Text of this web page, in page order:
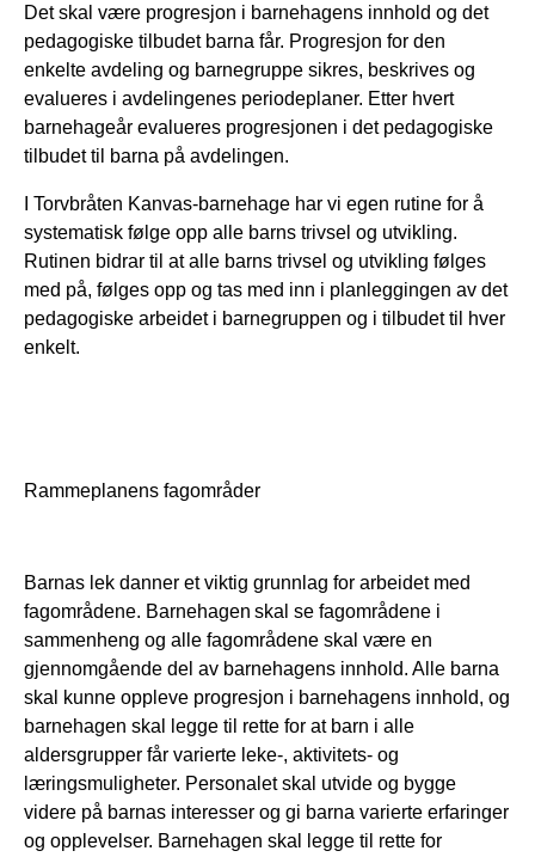
Det skal være progresjon i barnehagens innhold og det
pedagogiske tilbudet barna får. Progresjon for den
enkelte avdeling og barnegruppe sikres, beskrives og
evalueres i avdelingenes periodeplaner. Etter hvert
barnehageår evalueres progresjonen i det pedagogiske
tilbudet til barna på avdelingen.
I Torvbråten Kanvas-barnehage har vi egen rutine for å
systematisk følge opp alle barns trivsel og utvikling.
Rutinen bidrar til at alle barns trivsel og utvikling følges
med på, følges opp og tas med inn i planleggingen av det
pedagogiske arbeidet i barnegruppen og i tilbudet til hver
enkelt.
Rammeplanens fagområder
Barnas lek danner et viktig grunnlag for arbeidet med
fagområdene. Barnehagen skal se fagområdene i
sammenheng og alle fagområdene skal være en
gjennomgående del av barnehagens innhold. Alle barna
skal kunne oppleve progresjon i barnehagens innhold, og
barnehagen skal legge til rette for at barn i alle
aldersgrupper får varierte leke-, aktivitets- og
læringsmuligheter. Personalet skal utvide og bygge
videre på barnas interesser og gi barna varierte erfaringer
og opplevelser. Barnehagen skal legge til rette for